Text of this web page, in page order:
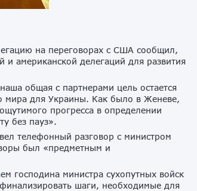
на переговорах с США сообщил,
и американской делегаций для развития
общая с партнерами цель остается
мира для Украины. Как было в Женеве,
прогресса в определении
без пауз».
телефонный разговор с министром
был «предметным и
господина министра сухопутных войск
шаги, необходимые для